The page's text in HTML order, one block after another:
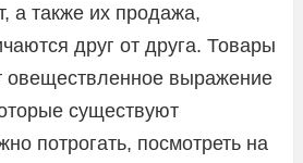
а также их продажа,
друг от друга. Товары
овеществленное выражение
существуют
потрогать, посмотреть на